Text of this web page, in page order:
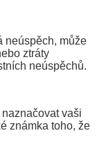
neúspěch, může
ztráty
neúspěchů.
vaši
známka toho, že